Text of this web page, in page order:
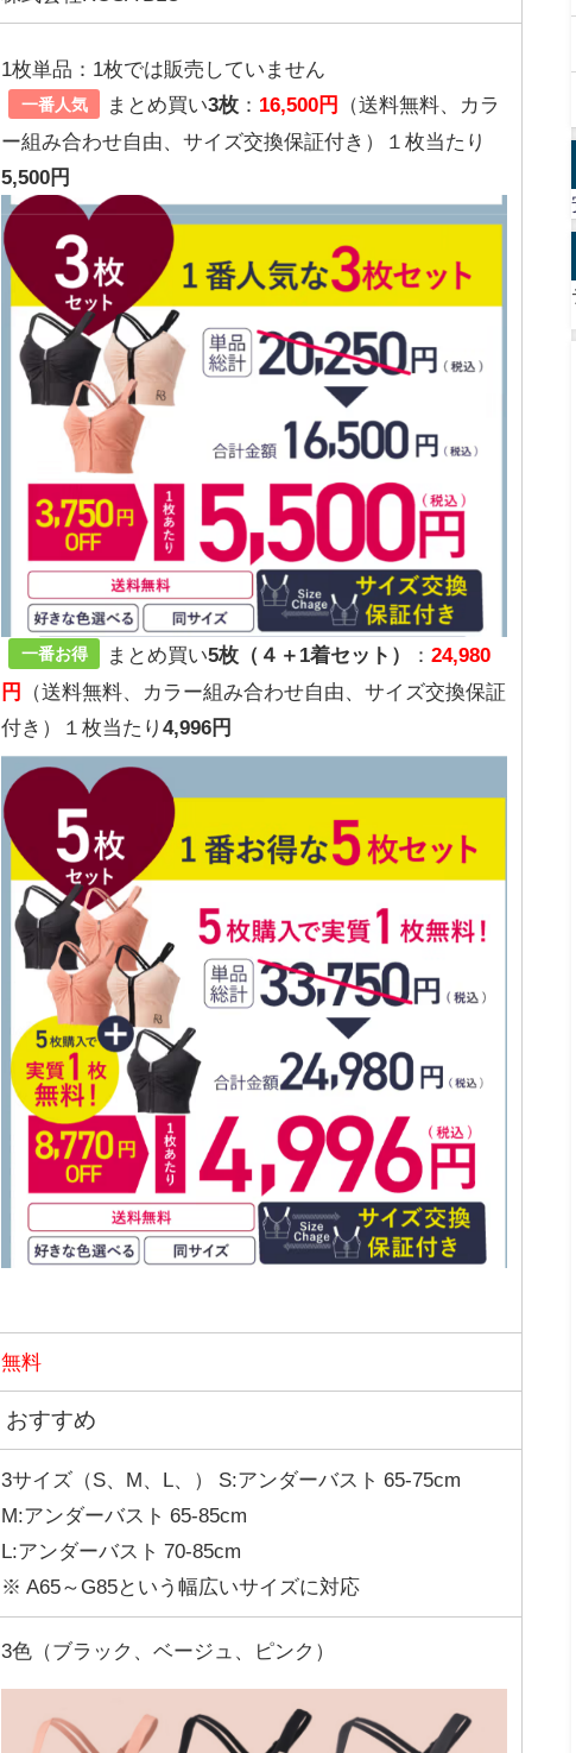
1枚単品：1枚では販売していません
一番人気 まとめ買い3枚： 16,500円
（送料無料、カラ
ー組み合わせ自由、サイズ交換保証付き）１枚当たり
5,500円
一番お得 まとめ買い5枚（４＋1着セット） ： 24,980
円
（送料無料、カラー組み合わせ自由、サイズ交換保証
付き）１枚当たり4,996円
無料
おすすめ
3サイズ（S、M、L、） S:アンダーバスト 65-75cm
M:アンダーバスト 65-85cm
L:アンダーバスト 70-85cm
※ A65～G85という幅広いサイズに対応
3色（ブラック、ベージュ、ピンク）